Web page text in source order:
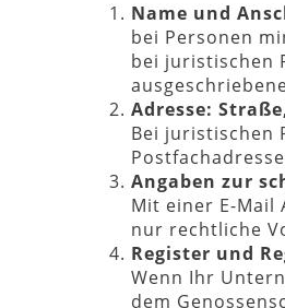
Name und
bei Personen
bei juristischen
Adresse:
Bei juristischen
Angaben zur
Mit einer E-Mail
nur rechtliche
Register und
Wenn Ihr
dem